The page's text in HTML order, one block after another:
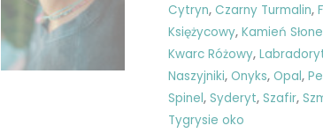
Cytryn, Czarny Turmalin,
Księżycowy, Kamień
Kwarc Różowy,
Naszyjniki, Onyks, Opal,
Spinel, Syderyt, Szafir,
Tygrysie oko